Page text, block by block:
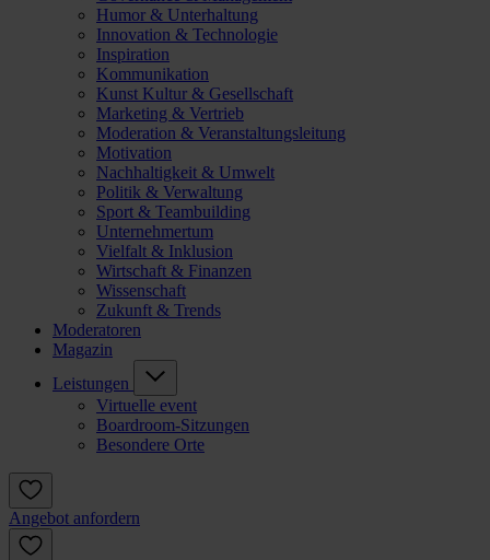
Humor & Unterhaltung
Innovation & Technologie
Inspiration
Kommunikation
Kunst Kultur & Gesellschaft
Marketing & Vertrieb
Moderation & Veranstaltungsleitung
Motivation
Nachhaltigkeit & Umwelt
Politik & Verwaltung
Sport & Teambuilding
Unternehmertum
Vielfalt & Inklusion
Wirtschaft & Finanzen
Wissenschaft
Zukunft & Trends
Moderatoren
Magazin
Leistungen
Virtuelle event
Boardroom-Sitzungen
Besondere Orte
Angebot anfordern